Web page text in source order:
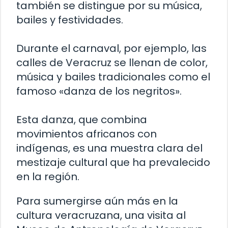
también se distingue por su música,
bailes y festividades.
Durante el carnaval, por ejemplo, las
calles de Veracruz se llenan de color,
música y bailes tradicionales como el
famoso «danza de los negritos».
Esta danza, que combina
movimientos africanos con
indígenas, es una muestra clara del
mestizaje cultural que ha prevalecido
en la región.
Para sumergirse aún más en la
cultura veracruzana, una visita al